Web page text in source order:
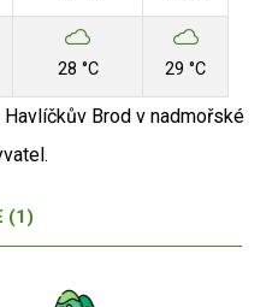
28 °C 29 °C
Brod v nadmořské
(1)